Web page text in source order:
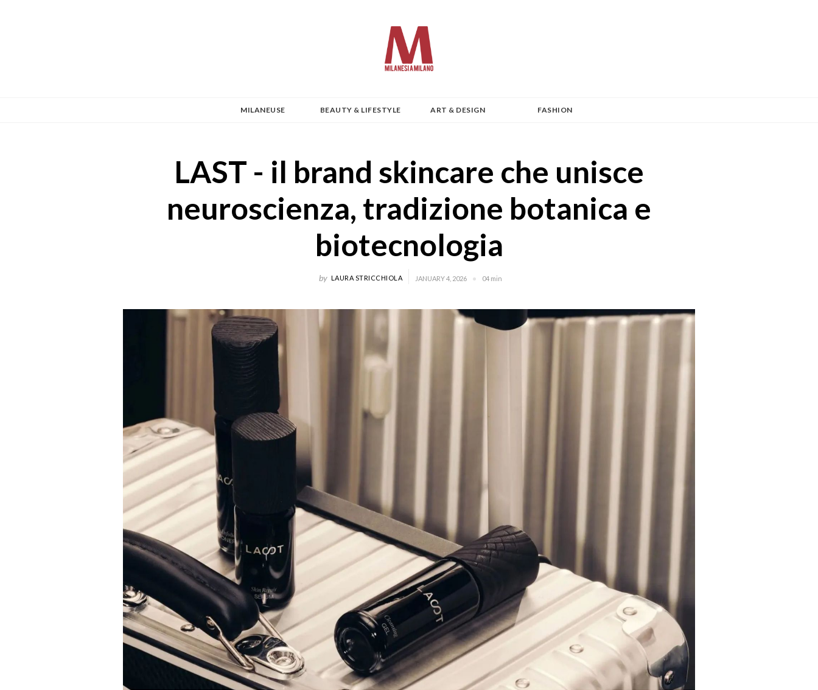
MILANEUSE BEAUTY & LIFESTYLE ART & DESIGN FASHION
‍LAST - il brand skincare che unisce
neuroscienza, tradizione botanica e
biotecnologia
by LAURA STRICCHIOLA JANUARY 4, 2026 04 min